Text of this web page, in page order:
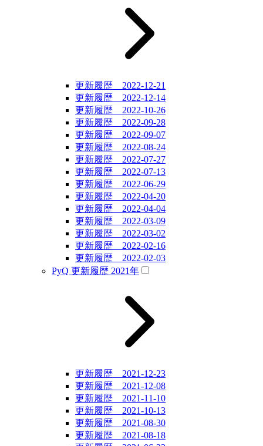
更新履歴 2022-12-21
更新履歴 2022-12-14
更新履歴 2022-10-26
更新履歴 2022-09-28
更新履歴 2022-09-07
更新履歴 2022-08-24
更新履歴 2022-07-27
更新履歴 2022-07-13
更新履歴 2022-06-29
更新履歴 2022-04-20
更新履歴 2022-04-04
更新履歴 2022-03-09
更新履歴 2022-03-02
更新履歴 2022-02-16
更新履歴 2022-02-03
PyQ 更新履歴 2021年
更新履歴 2021-12-23
更新履歴 2021-12-08
更新履歴 2021-11-10
更新履歴 2021-10-13
更新履歴 2021-08-30
更新履歴 2021-08-18